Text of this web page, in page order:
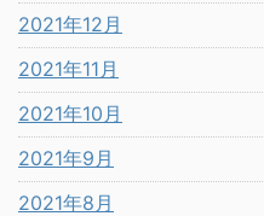
2021年12月
2021年11月
2021年10月
2021年9月
2021年8月